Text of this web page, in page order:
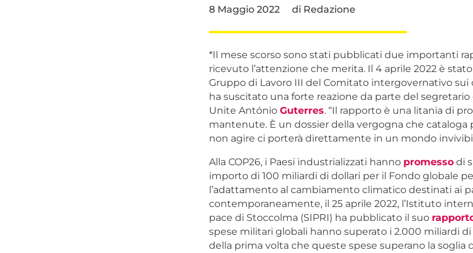
8 Maggio 2022 di Redazione
*Il mese scorso sono stati pubblicati due importanti
ricevuto l’attenzione che merita. Il 4 aprile 2022 è
Gruppo di Lavoro III del Comitato intergovernativo
ha suscitato una forte reazione da parte del
Unite António Guterres. “Il rapporto è una litania di
mantenute. È un dossier della vergogna che cataloga
non agire ci porterà direttamente in un mondo
Alla COP26, i Paesi industrializzati hanno promessodi
importo di 100 miliardi di dollari per il Fondo globale
l’adattamento al cambiamento climatico destinati ai
contemporaneamente, il 25 aprile 2022, l’Istituto
pace di Stoccolma (SIPRI) ha pubblicato il suo
spese militari globali hanno superato i 2.000 miliardi di
della prima volta che queste spese superano la soglia